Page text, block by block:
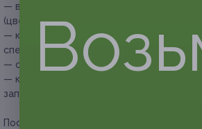
— в стоимость купона не входит снятие
(цветного или гель-лака);
— купон не распространяется на другие
спецпредложения академии красоты;
— обязательна предварительная запись
— клиент обязан сообщить об отмене
записи не менее чем за 12 часов.
Посмотреть страницу в Instagram.